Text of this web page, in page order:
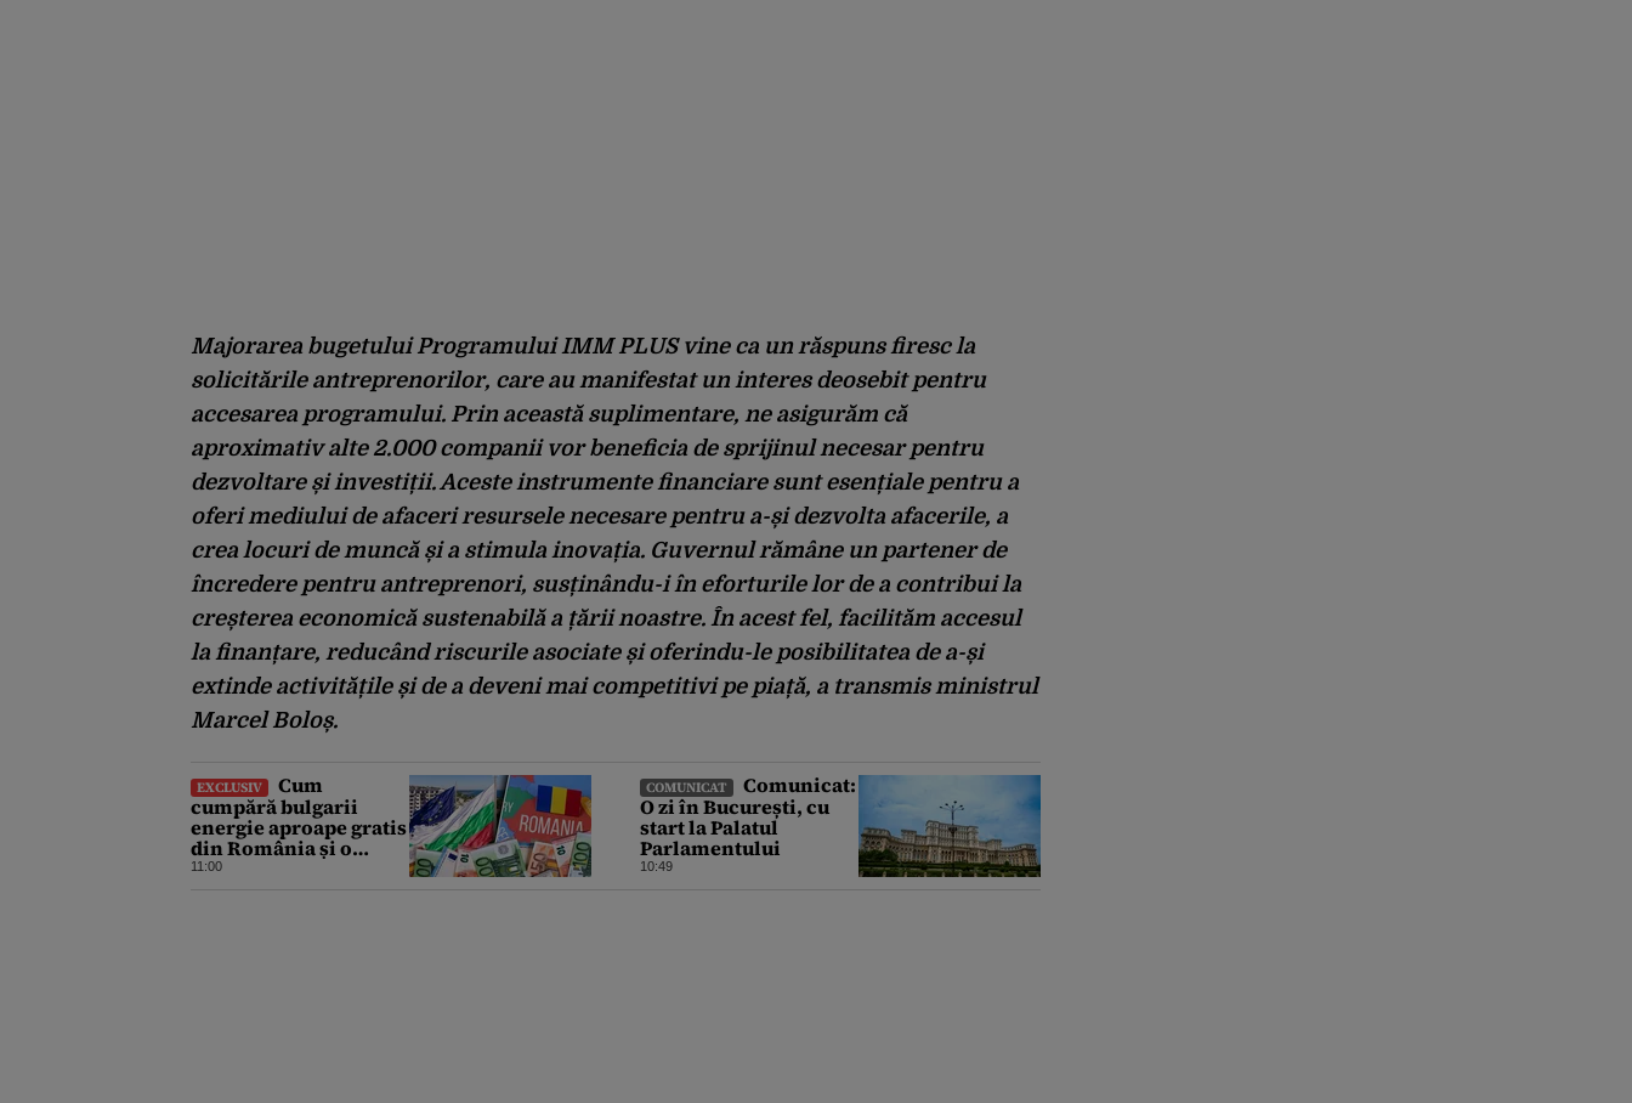
Majorarea bugetului Programului IMM PLUS vine ca un răspuns firesc la
solicitările antreprenorilor, care au manifestat un interes deosebit pentru
accesarea programului. Prin această suplimentare, ne asigurăm că
aproximativ alte 2.000 companii vor beneficia de sprijinul necesar pentru
dezvoltare și investiții. Aceste instrumente financiare sunt esențiale pentru a
oferi mediului de afaceri resursele necesare pentru a-și dezvolta afacerile, a
crea locuri de muncă și a stimula inovația. Guvernul rămâne un partener de
încredere pentru antreprenori, susținându-i în eforturile lor de a contribui la
creșterea economică sustenabilă a țării noastre. În acest fel, facilităm accesul
la finanțare, reducând riscurile asociate și oferindu-le posibilitatea de a-și
extinde activitățile și de a deveni mai competitivi pe piață, a transmis ministrul
Marcel Boloș.
EXCLUSIV
Cum
cumpără bulgarii
energie aproape gratis
din România și o
revând la prețuri de
11:00
COMUNICAT
Comunicat:
O zi în București, cu
start la Palatul
Parlamentului
10:49